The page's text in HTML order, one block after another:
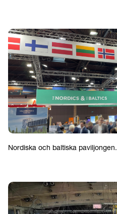
Nordiska och baltiska paviljongen.